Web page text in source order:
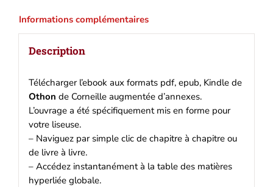
Informations complémentaires
Description
Télécharger l’ebook aux formats pdf, epub, Kindle de
Othon de Corneille augmentée d’annexes.
L’ouvrage a été spécifiquement mis en forme pour
votre liseuse.
– Naviguez par simple clic de chapitre à chapitre ou
de livre à livre.
– Accédez instantanément à la table des matières
hyperliée globale.